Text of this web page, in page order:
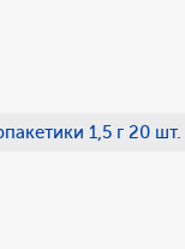
1,5 г 20 шт.